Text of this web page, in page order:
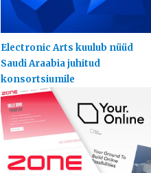
Electronic Arts kuulub nüüd
Saudi Araabia juhitud
konsortsiumile